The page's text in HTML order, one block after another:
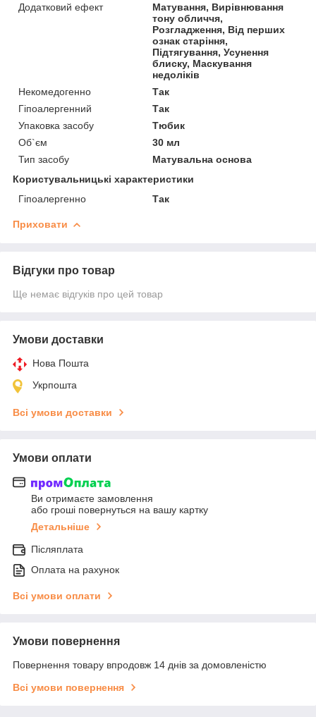
Додатковий ефект
Матування, Вирівнювання
тону обличчя,
Розгладження, Від перших
ознак старіння,
Підтягування, Усунення
блиску, Маскування
недоліків
Некомедогенно
Так
Гіпоалергенний
Так
Упаковка засобу
Тюбик
Об`єм
30 мл
Тип засобу
Матувальна основа
Користувальницькі характеристики
Гіпоалергенно
Так
Приховати
Відгуки про товар
Ще немає відгуків про цей товар
Умови доставки
Нова Пошта
Укрпошта
Всі умови доставки
Умови оплати
Ви отримаєте замовлення
або гроші повернуться на вашу картку
Детальніше
Післяплата
Оплата на рахунок
Всі умови оплати
Умови повернення
Повернення товару впродовж 14 днів за домовленістю
Всі умови повернення